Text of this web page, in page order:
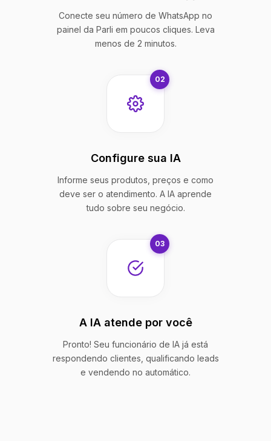
Conecte seu número de WhatsApp no
painel da Parli em poucos cliques. Leva
menos de 2 minutos.
02
Configure sua IA
Informe seus produtos, preços e como
deve ser o atendimento. A IA aprende
tudo sobre seu negócio.
03
A IA atende por você
Pronto! Seu funcionário de IA já está
respondendo clientes, qualificando leads
e vendendo no automático.